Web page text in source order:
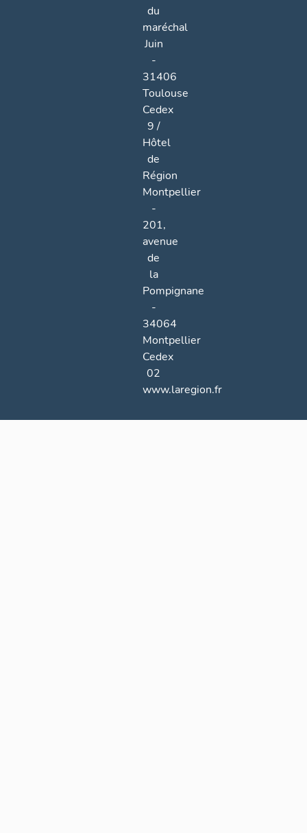
du
maréchal
Juin
-
31406
Toulouse
Cedex
9 /
Hôtel
de
Région
Montpellier
-
201,
avenue
de
la
Pompignane
-
34064
Montpellier
Cedex
02
www.laregion.fr